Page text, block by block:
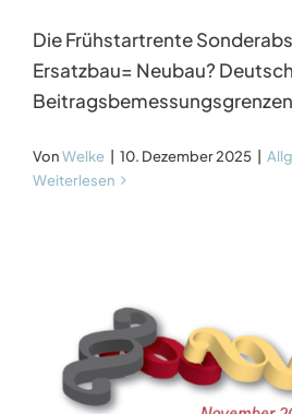
Die Frühstartrente
Ersatzbau= Neubau?
VonWelke 10. Dezember 2025
Weiterlesen